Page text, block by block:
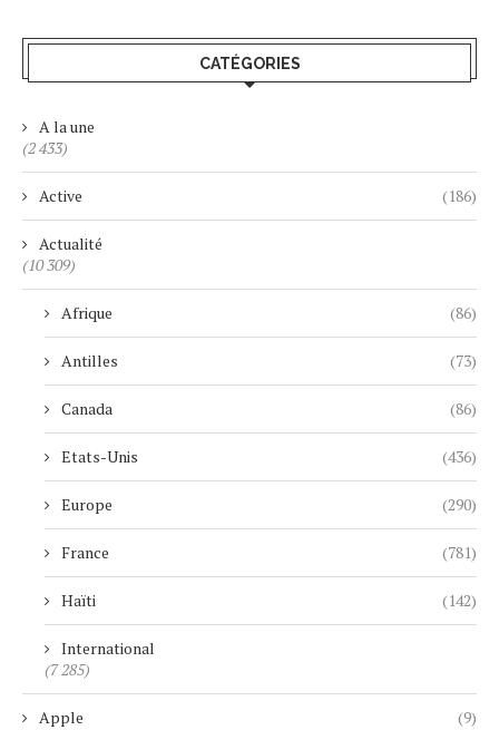
CATÉGORIES
A la une
(2 433)
Active (186)
Actualité
(10 309)
Afrique (86)
Antilles (73)
Canada (86)
Etats-Unis (436)
Europe (290)
France (781)
Haïti (142)
International
(7 285)
Apple (9)